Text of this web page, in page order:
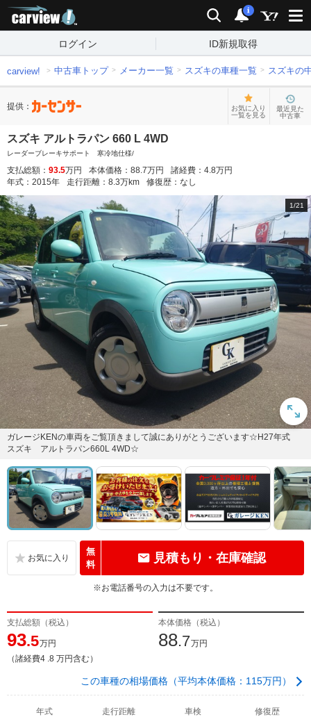
検索 通知
i
ログイン ID新規取得
carview! 中古車トップ メーカー一覧 スズキの車種一覧 スズキの
提供：
お気に入り
一覧を見る
最近見た
中古車
スズキ アルトラパン 660 L 4WD
レーダーブレーキサポート 寒冷地仕様/
支払総額： 93.5万円 本体価格： 88.7万円 諸経費： 4.8万円
年式： 2015年 走行距離： 8.3万km 修復歴： なし
1/21
ガレージKENの車両をご覧頂きまして誠にありがとうございます☆H27年式
スズキ アルトラパン660L 4WD☆
無
料
見積もり・在庫確認
※お電話番号の入力は不要です。
支払総額（税込）
93.5万円
（諸経費4 .8 万円含む）
本体価格（税込）
88.7万円
この車種の相場価格（平均本体価格：115万円）
年式 走行距離
車検
修復歴